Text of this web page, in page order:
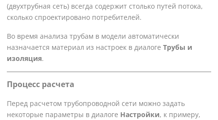
(двухтрубная сеть) всегда содержит столько путей потока,
сколько спроектировано потребителей.
Во время анализа трубам в модели автоматически
назначается материал из настроек в диалоге Трубы и
изоляция.
Процесс расчета
Перед расчетом трубопроводной сети можно задать
некоторые параметры в диалоге Настройки, к примеру,